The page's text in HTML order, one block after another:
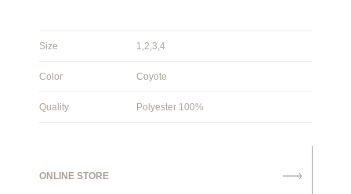
Size 1,2,3,4
Color Coyote
Quality Polyester 100%
ONLINE STORE